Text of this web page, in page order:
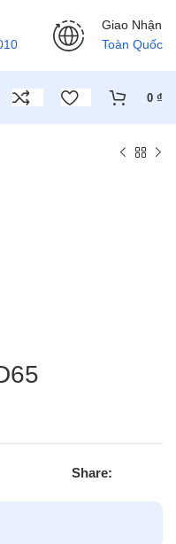
Giao Nhận
Toàn Quốc
0 ₫
Share: